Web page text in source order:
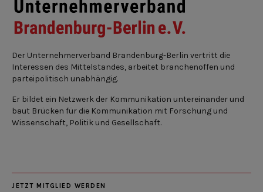
Der Unternehmerverband Brandenburg-Berlin vertritt die
Interessen des Mittelstandes, arbeitet branchenoffen und
parteipolitisch unabhängig.
Er bildet ein Netzwerk der Kommunikation untereinander und
baut Brücken für die Kommunikation mit Forschung und
Wissenschaft, Politik und Gesellschaft.
JETZT MITGLIED WERDEN